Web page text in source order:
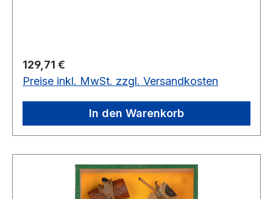
gedruckten Kärtchen zu. Diese Schüler-
Kärtchen sowie ein Lehrerbegleittext und
preisgünstigen Objektkästen eignen sich auch für
die Gruppenarbeit.Kasten 18 x 18 cm
Regulärer Preis:
129,71 €
Preise inkl. MwSt. zzgl. Versandkosten
In den Warenkorb